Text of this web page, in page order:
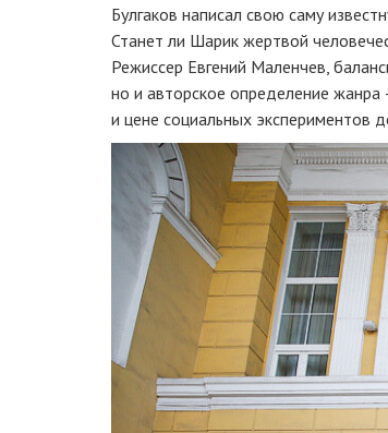
Булгаков написал свою саму
Станет ли Шарик жертвой
Режиссер Евгений Маленчев,
но и авторское определение
и цене социальных экспериментов